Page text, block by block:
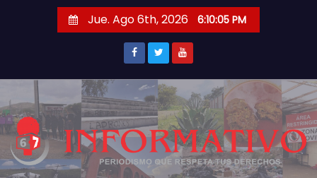
r
a
c
Jue. Ago 6th, 2026 6:10:06 PM